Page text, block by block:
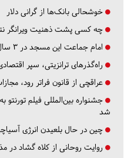
خوشحالی بانک‌ها از گرانی دلار
چه کسی پشت ذهنیت ویرانگر
امام جماعت این مسجد در ۳ سال، نمازگزاران را ۴ برابر کرد
راه‌گذرهای ترانزیتی، سپر
عراقچی از قانون فراتر رود،
جشنواره بین‌المللی فیلم
شد
چین در حال بلعیدن انرژی
روایت روحانی از کلاه گشاد در